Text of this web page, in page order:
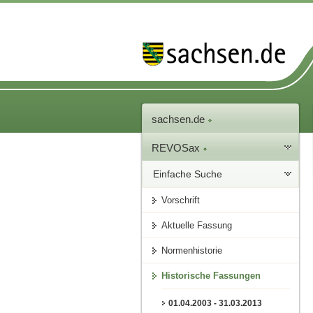
sachsen.de
REVOSax
Einfache Suche
Vorschrift
Aktuelle Fassung
Normenhistorie
Historische Fassungen
01.04.2003 - 31.03.2013